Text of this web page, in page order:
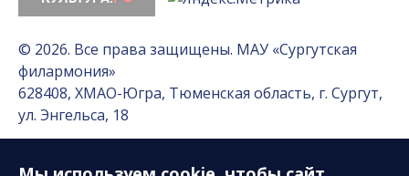
© 2026. Все права защищены. МАУ «Сургутская
филармония»
628408, ХМАО-Югра, Тюменская область, г. Сургут,
ул. Энгельса, 18